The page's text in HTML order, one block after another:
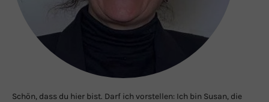
Schön, dass du hier bist. Darf ich vorstellen: Ich bin Susan, die